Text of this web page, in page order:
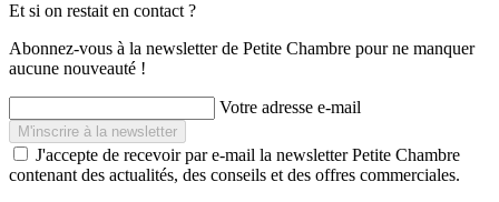
Et si on restait en contact ?
Abonnez-vous à la newsletter de Petite Chambre pour ne manquer
aucune nouveauté !
Votre adresse e-mail
J'accepte de recevoir par e-mail la newsletter Petite Chambre
contenant des actualités, des conseils et des offres commerciales.